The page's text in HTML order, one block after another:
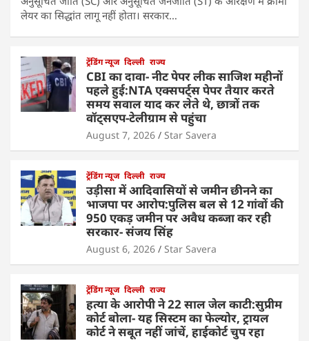
लेयर का सिद्धांत लागू नहीं होता। सरकार…
ट्रेंडिंग न्यूज दिल्ली राज्य
CBI का दावा- नीट पेपर लीक साजिश महीनों
पहले हुई:NTA एक्सपर्ट्स पेपर तैयार करते
समय सवाल याद कर लेते थे, छात्रों तक
वॉट्सएप-टेलीग्राम से पहुंचा
August 7, 2026 Star Savera
ट्रेंडिंग न्यूज दिल्ली राज्य
उड़ीसा में आदिवासियों से जमीन छीनने का
भाजपा पर आरोप:पुलिस बल से 12 गांवों की
950 एकड़ जमीन पर अवैध कब्जा कर रही
सरकार- संजय सिंह
August 6, 2026 Star Savera
ट्रेंडिंग न्यूज दिल्ली राज्य
हत्या के आरोपी ने 22 साल जेल काटी:सुप्रीम
कोर्ट बोला- यह सिस्टम का फेल्योर, ट्रायल
कोर्ट ने सबूत नहीं जांचें, हाईकोर्ट चुप रहा